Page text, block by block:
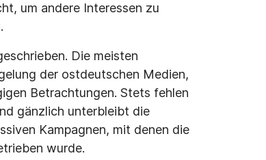
um andere Interessen zu
Die meisten
der ostdeutschen Medien,
Betrachtungen. Stets fehlen
gänzlich unterbleibt die
Kampagnen, mit denen die
wurde.